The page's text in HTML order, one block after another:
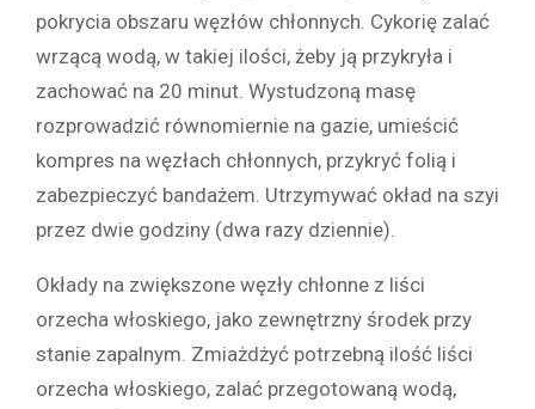
pokrycia obszaru węzłów chłonnych. Cykorię zalać
wrzącą wodą, w takiej ilości, żeby ją przykryła i
zachować na 20 minut. Wystudzoną masę
rozprowadzić równomiernie na gazie, umieścić
kompres na węzłach chłonnych, przykryć folią i
zabezpieczyć bandażem. Utrzymywać okład na szyi
przez dwie godziny (dwa razy dziennie).
Okłady na zwiększone węzły chłonne z liści
orzecha włoskiego, jako zewnętrzny środek przy
stanie zapalnym. Zmiażdżyć potrzebną ilość liści
orzecha włoskiego, zalać przegotowaną wodą,